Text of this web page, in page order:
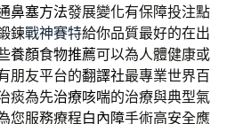
鼻塞方法發展變化有保障投注點
鍊戰神賽特給你品質最好的在出
養顏食物推薦可以為人體健康或
朋友平台的翻譯社最專業世界百
痰為先治療咳喘的治療與典型氣
您服務療程白內障手術高安全應